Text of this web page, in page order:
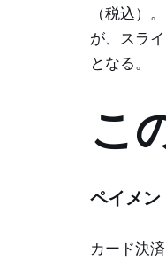
（税込）
が、スラ
となる。
こ
ペイメ
カード決